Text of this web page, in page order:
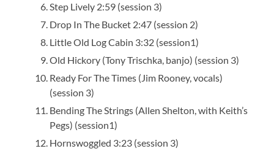
Step Lively 2:59 (session 3)
Drop In The Bucket 2:47 (session 2)
Little Old Log Cabin 3:32 (session1)
Old Hickory (Tony Trischka, banjo) (session 3)
Ready For The Times (Jim Rooney, vocals)
(session 3)
Bending The Strings (Allen Shelton, with Keith’s
Pegs) (session1)
Hornswoggled 3:23 (session 3)